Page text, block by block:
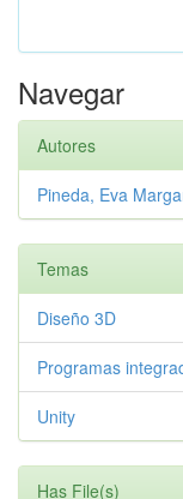
Navegar
Autores
Pineda, Eva
Temas
Diseño 3D
Programas
Unity
Has File(s)